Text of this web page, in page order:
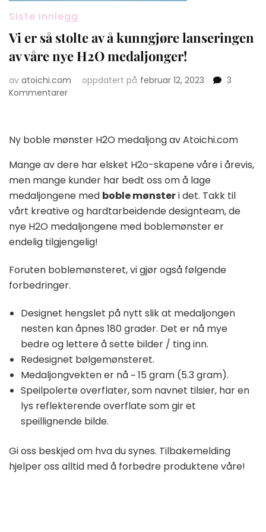
Siste innlegg
Vi er så stolte av å kunngjøre lanseringen
av våre nye H2O medaljonger!
av atoichi.com oppdatert på februar 12, 2023
3
Kommentarerpå
stolte
å
kunngjøre
lanseringen
våre
nye
H2O
Ny boble mønster H2O medaljong av Atoichi.com
Mange av dere har elsket H2o-skapene våre i årevis,
men mange kunder har bedt oss om å lage
medaljongene med boble mønsteri det. Takk til
vårt kreative og hardtarbeidende designteam, de
nye H2O medaljongene med boblemønster er
endelig tilgjengelig!
Foruten boblemønsteret, vi gjør også følgende
forbedringer.
Designet hengslet på nytt slik at medaljongen
nesten kan åpnes 180 grader. Det er nå mye
bedre og lettere å sette bilder / ting inn.
Redesignet bølgemønsteret.
Medaljongvekten er nå ~ 15 gram (5.3 gram).
Speilpolerte overflater, som navnet tilsier, har en
lys reflekterende overflate som gir et
speillignende bilde.
Gi oss beskjed om hva du synes. Tilbakemelding
hjelper oss alltid med å forbedre produktene våre!